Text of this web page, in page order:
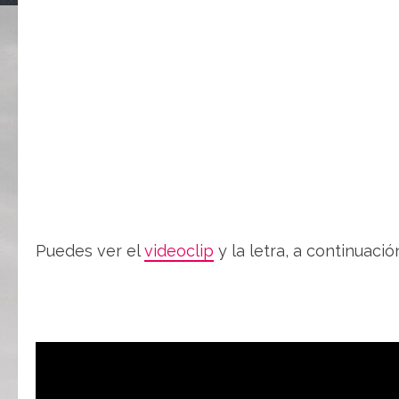
Puedes ver elvideoclip y la letra, a